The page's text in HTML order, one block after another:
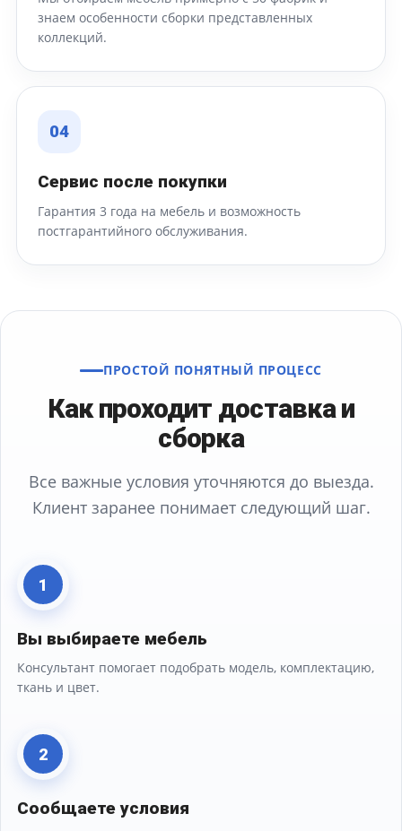
знаем особенности сборки представленных
коллекций.
04
Сервис после покупки
Гарантия 3 года на мебель и возможность
постгарантийного обслуживания.
ПРОСТОЙ ПОНЯТНЫЙ ПРОЦЕСС
Как проходит доставка и
сборка
Все важные условия уточняются до выезда.
Клиент заранее понимает следующий шаг.
1
Вы выбираете мебель
Консультант помогает подобрать модель, комплектацию,
ткань и цвет.
2
Сообщаете условия